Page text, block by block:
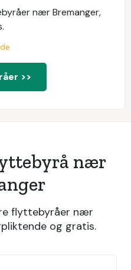
nær Bremanger,
>>
nær
flyttebyråer nær
og gratis.